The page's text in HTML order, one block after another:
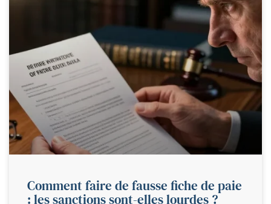
Comment faire de fausse fiche de paie
: les sanctions sont-elles lourdes ?